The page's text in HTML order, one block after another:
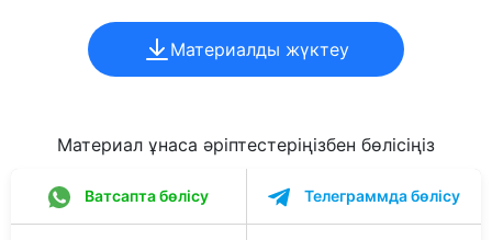
Материалды жүктеу
Материал ұнаса әріптестеріңізбен бөлісіңіз
Ватсапта бөлісу Телеграммда бөлісу